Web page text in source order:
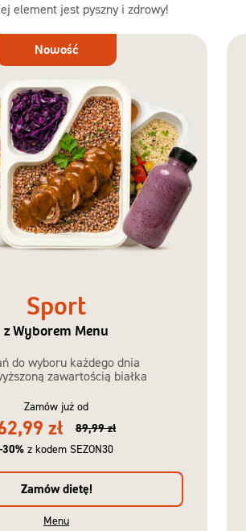
element jest pyszny i zdrowy!
Nowość
Sport
z Wyborem Menu
do wyboru każdego dnia
zawartością białka
Zamów już od
zł
89,99 zł
-30% z kodem SEZON30
Zamów dietę!
Menu